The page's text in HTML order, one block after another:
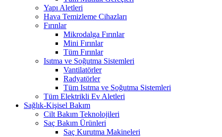
Yapı Aletleri
Hava Temizleme Cihazları
Fırınlar
Mikrodalga Fırınlar
Mini Fırınlar
Tüm Fırınlar
Isıtma ve Soğutma Sistemleri
Vantilatörler
Radyatörler
Tüm Isıtma ve Soğutma Sistemleri
Tüm Elektrikli Ev Aletleri
Sağlık-Kişisel Bakım
Cilt Bakım Teknolojileri
Saç Bakım Ürünleri
Saç Kurutma Makineleri